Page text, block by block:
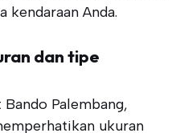
Anda.
dan tipe
Palembang,
ukuran